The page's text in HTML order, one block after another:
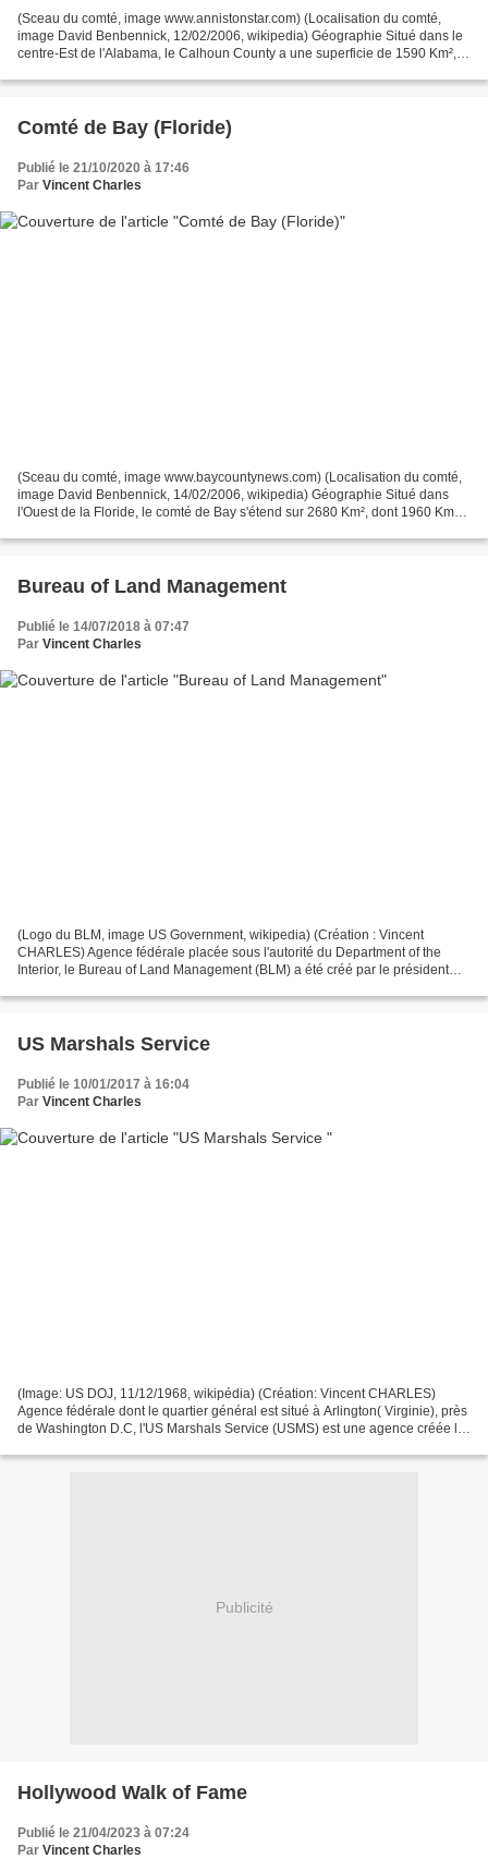
(Sceau du comté, image www.annistonstar.com) (Localisation du comté,
image David Benbennick, 12/02/2006, wikipedia) Géographie Situé dans le
centre-Est de l'Alabama, le Calhoun County a une superficie de 1590 Km²,
Comté de Bay (Floride)
Publié le 21/10/2020 à 17:46
Par Vincent Charles
(Sceau du comté, image www.baycountynews.com) (Localisation du comté,
image David Benbennick, 14/02/2006, wikipedia) Géographie Situé dans
l'Ouest de la Floride, le comté de Bay s'étend sur 2680 Km², dont 1960 Km²
Bureau of Land Management
Publié le 14/07/2018 à 07:47
Par Vincent Charles
(Logo du BLM, image US Government, wikipedia) (Création : Vincent
CHARLES) Agence fédérale placée sous l'autorité du Department of the
Interior, le Bureau of Land Management (BLM) a été créé par le président
US Marshals Service
Publié le 10/01/2017 à 16:04
Par Vincent Charles
(Image: US DOJ, 11/12/1968, wikipédia) (Création: Vincent CHARLES)
Agence fédérale dont le quartier général est situé à Arlington( Virginie), près
de Washington D.C, l'US Marshals Service (USMS) est une agence créée le
Publicité
Hollywood Walk of Fame
Publié le 21/04/2023 à 07:24
Par Vincent Charles